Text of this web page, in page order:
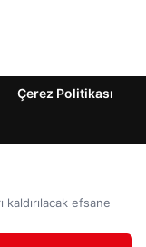
Çerez Politikası
kaldırılacak efsane